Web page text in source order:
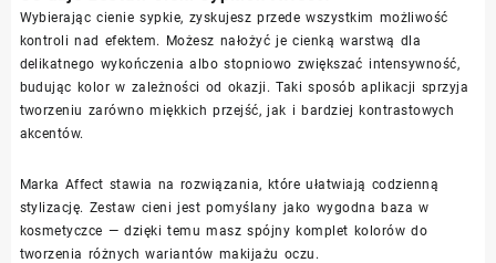
Wybierając cienie sypkie, zyskujesz przede wszystkim możliwość
kontroli nad efektem. Możesz nałożyć je cienką warstwą dla
delikatnego wykończenia albo stopniowo zwiększać intensywność,
budując kolor w zależności od okazji. Taki sposób aplikacji sprzyja
tworzeniu zarówno miękkich przejść, jak i bardziej kontrastowych
akcentów.
Marka Affect stawia na rozwiązania, które ułatwiają codzienną
stylizację. Zestaw cieni jest pomyślany jako wygodna baza w
kosmetyczce — dzięki temu masz spójny komplet kolorów do
tworzenia różnych wariantów makijażu oczu.